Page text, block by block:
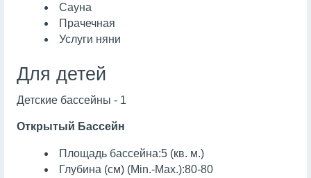
Сауна
Прачечная
Услуги няни
Для детей
Детские бассейны - 1
Открытый Бассейн
Площадь бассейна:5 (кв. м.)
Глубина (см) (Min.-Max.):80-80